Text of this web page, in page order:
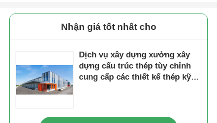
Nhận giá tốt nhất cho
Dịch vụ xây dựng xưởng xây
dựng cấu trúc thép tùy chỉnh
cung cấp các thiết kế thép kỹ